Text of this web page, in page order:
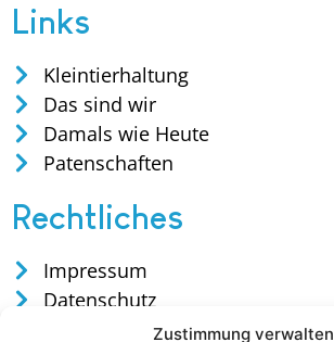
Zustimmung verwalten
Links
Kleintierhaltung
Das sind wir
Damals wie Heute
Patenschaften
Rechtliches
Impressum
Datenschutz